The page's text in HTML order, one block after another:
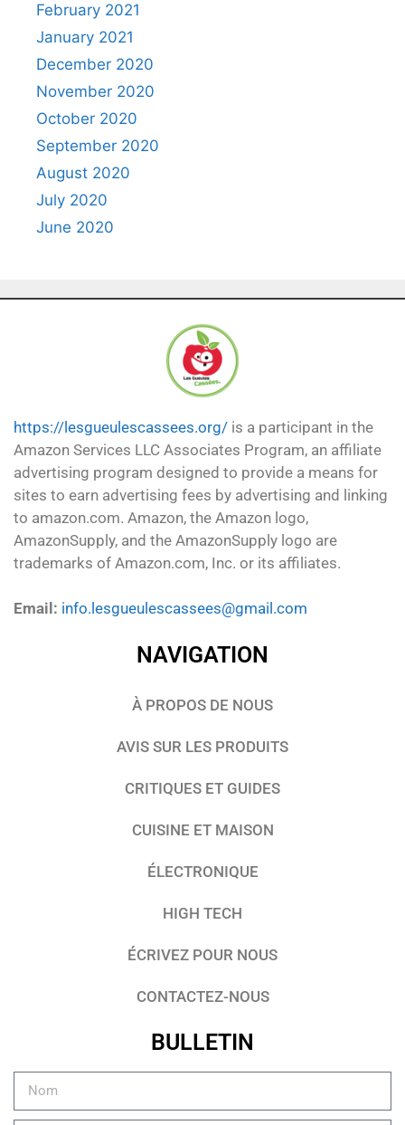
February 2021
January 2021
December 2020
November 2020
October 2020
September 2020
August 2020
July 2020
June 2020
https://lesgueulescassees.org/ is a participant in the
Amazon Services LLC Associates Program, an affiliate
advertising program designed to provide a means for
sites to earn advertising fees by advertising and linking
to amazon.com. Amazon, the Amazon logo,
AmazonSupply, and the AmazonSupply logo are
trademarks of Amazon.com, Inc. or its affiliates.
Email: info.lesgueulescassees@gmail.com
NAVIGATION
À PROPOS DE NOUS
AVIS SUR LES PRODUITS
CRITIQUES ET GUIDES
CUISINE ET MAISON
ÉLECTRONIQUE
HIGH TECH
ÉCRIVEZ POUR NOUS
CONTACTEZ-NOUS
BULLETIN